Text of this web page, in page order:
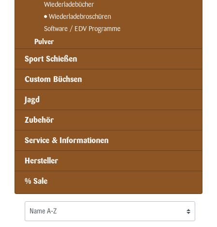
Wiederladebücher
Wiederladebroschüren
Software / EDV Programme
Pulver
Sport Schießen
Custom Büchsen
Jagd
Zubehör
Service & Informationen
Hersteller
% Sale